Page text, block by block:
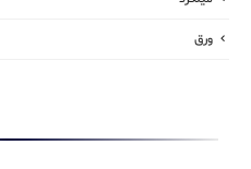
ورق